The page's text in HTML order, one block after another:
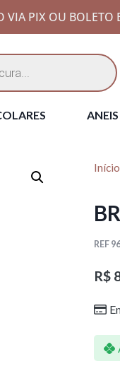
VIA PIX OU BOLETO
ANEIS
Início
REF
R$